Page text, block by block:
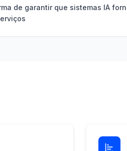
de garantir que sistemas IA